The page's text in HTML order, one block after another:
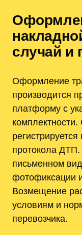
случай и
Оформление
производится
платформу с
протокола
письменном
фотофиксации
Возмещение
условиям и
перевозчика.